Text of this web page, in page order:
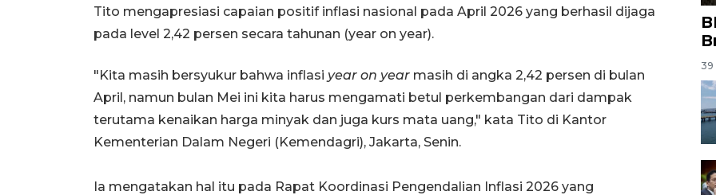
Tito mengapresiasi capaian positif inflasi nasional pada April 2026 yang berhasil dijaga
pada level 2,42 persen secara tahunan (year on year).
"Kita masih bersyukur bahwa inflasi year on year masih di angka 2,42 persen di bulan
April, namun bulan Mei ini kita harus mengamati betul perkembangan dari dampak
terutama kenaikan harga minyak dan juga kurs mata uang," kata Tito di Kantor
Kementerian Dalam Negeri (Kemendagri), Jakarta, Senin.
Ia mengatakan hal itu pada Rapat Koordinasi Pengendalian Inflasi 2026 yang
39